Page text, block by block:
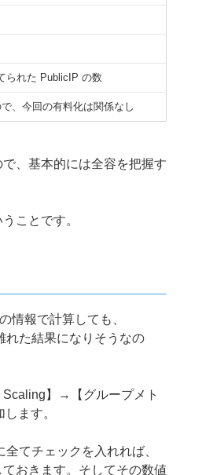
られた PublicIP の数
、今回の有料化は関係なし
、基本的には全容を把握す
ことです。
情報で計算しても、
れた結果になりそうなの
】→【グループメト
ます。
てチェックを入れれば、
おきます。そしてその数値